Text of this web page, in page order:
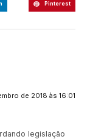
Pinterest
de 2018 às 16:01
legislação